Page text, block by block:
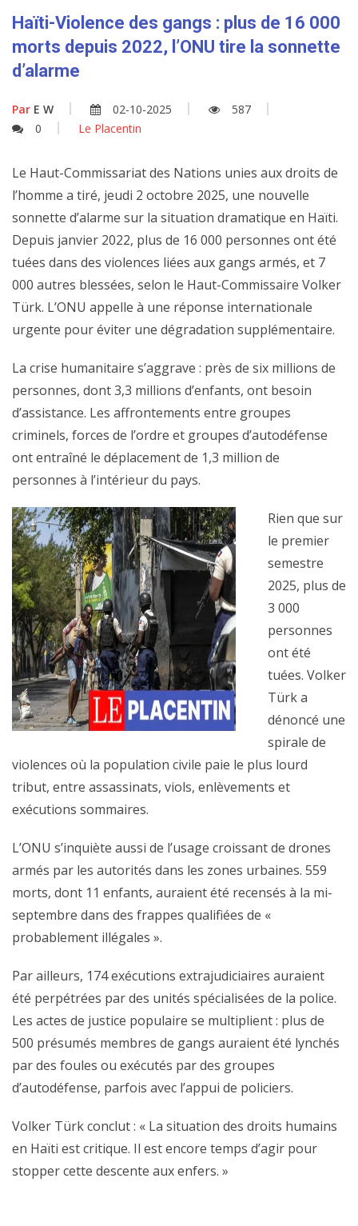
Haïti-Violence des gangs : plus de 16 000
morts depuis 2022, l’ONU tire la sonnette
d’alarme
Par E W 02-10-2025
587
0
Le Placentin
Le Haut-Commissariat des Nations unies aux droits de
l’homme a tiré, jeudi 2 octobre 2025, une nouvelle
sonnette d’alarme sur la situation dramatique en Haïti.
Depuis janvier 2022, plus de 16 000 personnes ont été
tuées dans des violences liées aux gangs armés, et 7
000 autres blessées, selon le Haut-Commissaire Volker
Türk. L’ONU appelle à une réponse internationale
urgente pour éviter une dégradation supplémentaire.
La crise humanitaire s’aggrave : près de six millions de
personnes, dont 3,3 millions d’enfants, ont besoin
d’assistance. Les affrontements entre groupes
criminels, forces de l’ordre et groupes d’autodéfense
ont entraîné le déplacement de 1,3 million de
personnes à l’intérieur du pays.
Rien que sur
le premier
semestre
2025, plus de
3 000
personnes
ont été
tuées. Volker
Türk a
dénoncé une
spirale de
violences où la population civile paie le plus lourd
tribut, entre assassinats, viols, enlèvements et
exécutions sommaires.
L’ONU s’inquiète aussi de l’usage croissant de drones
armés par les autorités dans les zones urbaines. 559
morts, dont 11 enfants, auraient été recensés à la mi-
septembre dans des frappes qualifiées de «
probablement illégales ».
Par ailleurs, 174 exécutions extrajudiciaires auraient
été perpétrées par des unités spécialisées de la police.
Les actes de justice populaire se multiplient : plus de
500 présumés membres de gangs auraient été lynchés
par des foules ou exécutés par des groupes
d’autodéfense, parfois avec l’appui de policiers.
Volker Türk conclut : « La situation des droits humains
en Haïti est critique. Il est encore temps d’agir pour
stopper cette descente aux enfers. »